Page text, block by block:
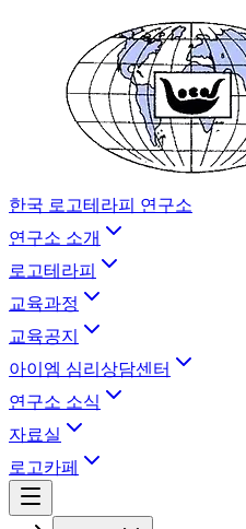
한국 로고테라피 연구소
연구소 소개
로고테라피
교육과정
교육공지
아이엠 심리상담센터
연구소 소식
자료실
로고카페